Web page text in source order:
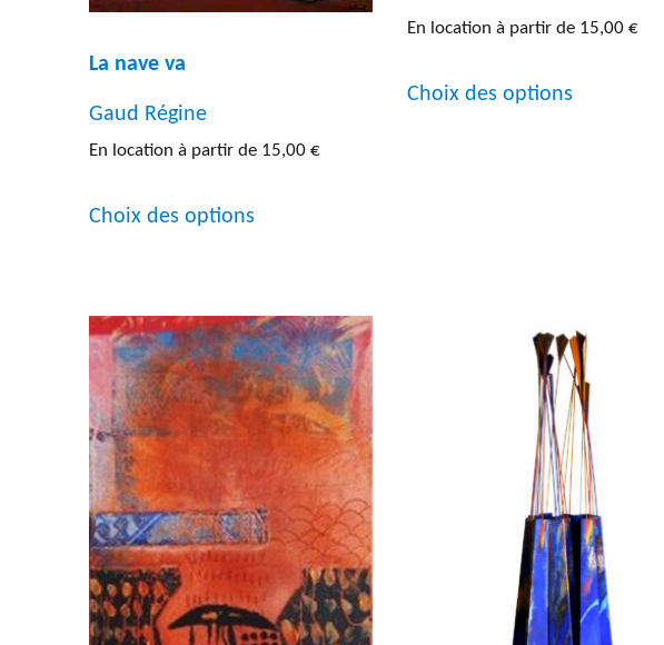
La nave va
Gaud Régine
En location à partir de 15,00€
Choix des options
plusieurs
variations.
Les
options
peuvent
être
choisies
sur
la
En location à partir de 15,00€
Choix des options
peuvent
être
choisies
sur
la
page
du
produit